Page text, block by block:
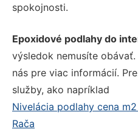
spokojnosti.
Epoxidové podlahy do
výsledok nemusíte
nás pre viac informácií.
služby, ako napríklad
Nivelácia podlahy cena m2
Rača